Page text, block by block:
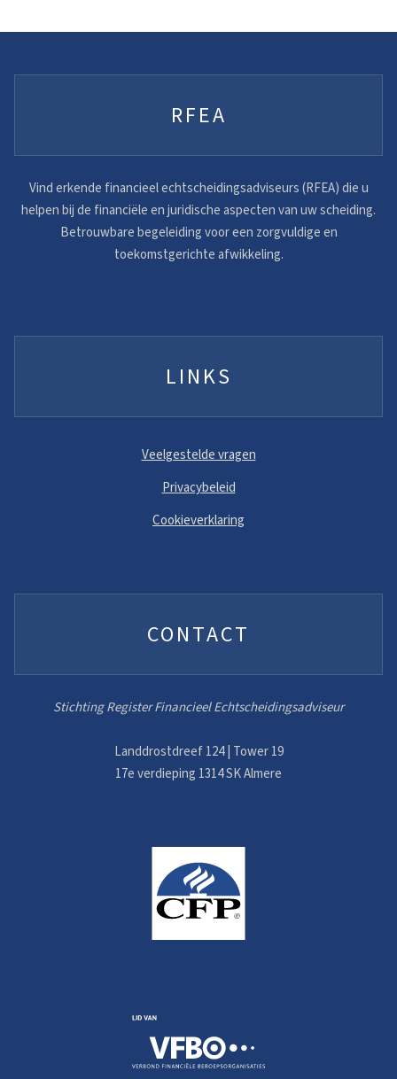
RFEA
Vind erkende financieel echtscheidingsadviseurs (RFEA) die u
helpen bij de financiële en juridische aspecten van uw scheiding.
Betrouwbare begeleiding voor een zorgvuldige en
toekomstgerichte afwikkeling.
LINKS
Veelgestelde vragen
Privacybeleid
Cookieverklaring
CONTACT
Stichting Register Financieel Echtscheidingsadviseur
Landdrostdreef 124 | Tower 19
17e verdieping 1314 SK Almere